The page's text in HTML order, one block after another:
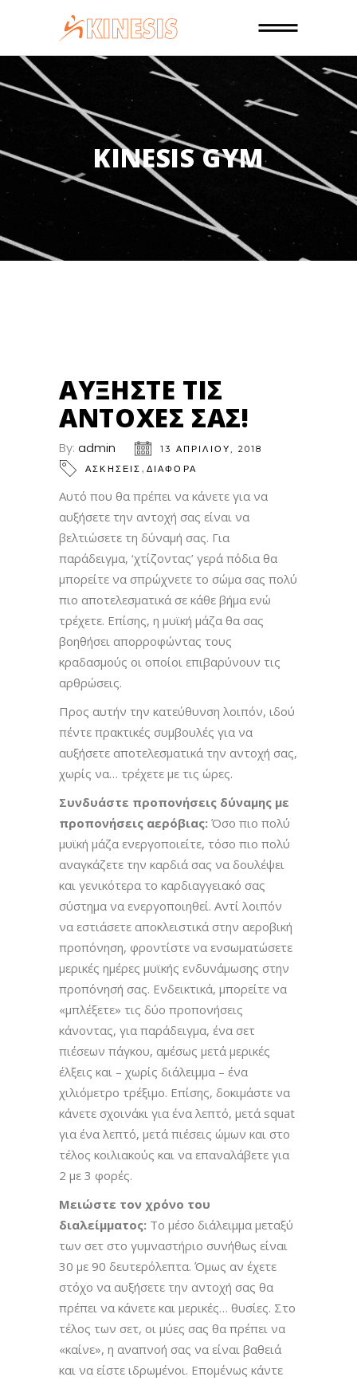
KINESIS GYM
ΑΥΞΉΣΤΕ ΤΙΣ
ΑΝΤΟΧΈΣ ΣΑΣ!
By: admin
13 ΑΠΡΙΛΊΟΥ, 2018
ΑΣΚΗΣΕΙΣ , ΔΙΑΦΟΡΑ
Αυτό που θα πρέπει να κάνετε για να
αυξήσετε την αντοχή σας είναι να
βελτιώσετε τη δύναμή σας. Για
παράδειγμα, ‘χτίζοντας’ γερά πόδια θα
μπορείτε να σπρώχνετε το σώμα σας πολύ
πιο αποτελεσματικά σε κάθε βήμα ενώ
τρέχετε. Επίσης, η μυϊκή μάζα θα σας
βοηθήσει απορροφώντας τους
κραδασμούς οι οποίοι επιβαρύνουν τις
αρθρώσεις.
Προς αυτήν την κατεύθυνση λοιπόν, ιδού
πέντε πρακτικές συμβουλές για να
αυξήσετε αποτελεσματικά την αντοχή σας,
χωρίς να… τρέχετε με τις ώρες.
Συνδυάστε προπονήσεις δύναμης με
προπονήσεις αερόβιας: Όσο πιο πολύ
μυϊκή μάζα ενεργοποιείτε, τόσο πιο πολύ
αναγκάζετε την καρδιά σας να δουλέψει
και γενικότερα το καρδιαγγειακό σας
σύστημα να ενεργοποιηθεί. Αντί λοιπόν
να εστιάσετε αποκλειστικά στην αεροβική
προπόνηση, φροντίστε να ενσωματώσετε
μερικές ημέρες μυϊκής ενδυνάμωσης στην
προπόνησή σας. Ενδεικτικά, μπορείτε να
«μπλέξετε» τις δύο προπονήσεις
κάνοντας, για παράδειγμα, ένα σετ
πιέσεων πάγκου, αμέσως μετά μερικές
έλξεις και – χωρίς διάλειμμα – ένα
χιλιόμετρο τρέξιμο. Επίσης, δοκιμάστε να
κάνετε σχοινάκι για ένα λεπτό, μετά squat
για ένα λεπτό, μετά πιέσεις ώμων και στο
τέλος κοιλιακούς και να επαναλάβετε για
2 με 3 φορές.
Μειώστε τον χρόνο του
διαλείμματος: Το μέσο διάλειμμα μεταξύ
των σετ στο γυμναστήριο συνήθως είναι
30 με 90 δευτερόλεπτα. Όμως αν έχετε
στόχο να αυξήσετε την αντοχή σας θα
πρέπει να κάνετε και μερικές… θυσίες. Στο
τέλος των σετ, οι μύες σας θα πρέπει να
«καίνε», η αναπνοή σας να είναι βαθειά
και να είστε ιδρωμένοι. Επομένως κάντε